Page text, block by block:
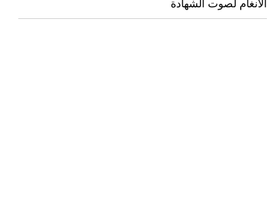
الانغام لصوت الشهادة